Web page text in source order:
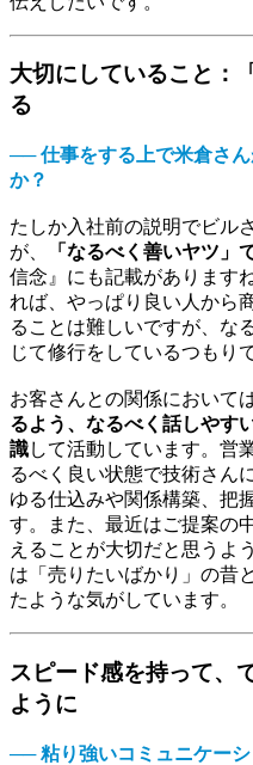
大切にしていること：
る
── 仕事をする上で米倉さ
か？
たしか入社前の説明でビル
が、
「なるべく善いヤツ」
信念』にも記載があります
れば、やっぱり良い人から
ることは難しいですが、な
じて修行をしているつもり
お客さんとの関係においては
るよう、なるべく話しやす
識して活動しています。営
るべく良い状態で技術さん
ゆる仕込みや関係構築、把
す。また、最近はご提案の
えることが大切だと思うよ
は「売りたいばかり」の昔
たような気がしています。
スピード感を持って、
ように
── 粘り強いコミュニケー